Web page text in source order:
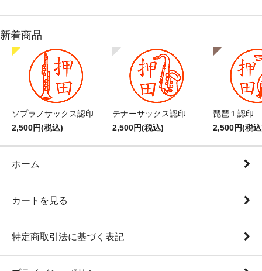
新着商品
ソプラノサックス認印
2,500円(税込)
テナーサックス認印
2,500円(税込)
琵琶１認印
2,500円(税
ホーム
カートを見る
特定商取引法に基づく表記